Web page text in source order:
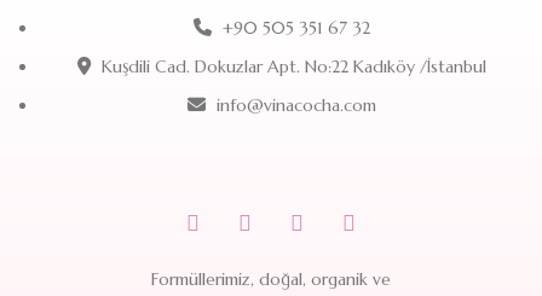
+90 505 351 67 32
Kuşdili Cad. Dokuzlar Apt. No:22 Kadıköy /İstanbul
info@vinacocha.com
Formüllerimiz, doğal, organik ve